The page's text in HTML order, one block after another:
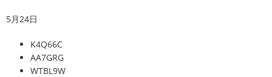
5月24日
K4Q66C
AA7GRG
WTBL9W